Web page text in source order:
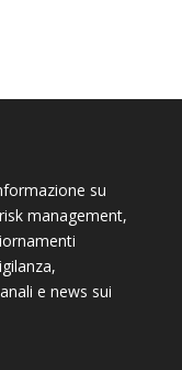
su
management,
e news sui